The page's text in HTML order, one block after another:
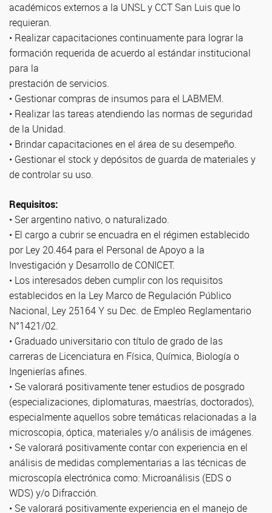
académicos externos a la UNSL y CCT San Luis que lo
requieran.
• Realizar capacitaciones continuamente para lograr la
formación requerida de acuerdo al estándar institucional
para la
prestación de servicios.
• Gestionar compras de insumos para el LABMEM.
• Realizar las tareas atendiendo las normas de seguridad
de la Unidad.
• Brindar capacitaciones en el área de su desempeño.
• Gestionar el stock y depósitos de guarda de materiales y
de controlar su uso.
Requisitos:
• Ser argentino nativo, o naturalizado.
• El cargo a cubrir se encuadra en el régimen establecido
por Ley 20.464 para el Personal de Apoyo a la
Investigación y Desarrollo de CONICET.
• Los interesados deben cumplir con los requisitos
establecidos en la Ley Marco de Regulación Público
Nacional, Ley 25164 Y su Dec. de Empleo Reglamentario
N°1421/02.
• Graduado universitario con título de grado de las
carreras de Licenciatura en Física, Química, Biología o
Ingenierías afines.
• Se valorará positivamente tener estudios de posgrado
(especializaciones, diplomaturas, maestrías, doctorados),
especialmente aquellos sobre temáticas relacionadas a la
microscopia, óptica, materiales y/o análisis de imágenes.
• Se valorará positivamente contar con experiencia en el
análisis de medidas complementarias a las técnicas de
microscopía electrónica como: Microanálisis (EDS o
WDS) y/o Difracción.
• Se valorará positivamente experiencia en el manejo de